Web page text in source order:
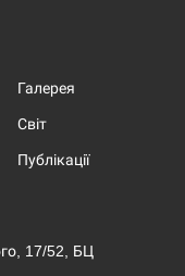
Галерея
Світ
Публікації
17/52, БЦ